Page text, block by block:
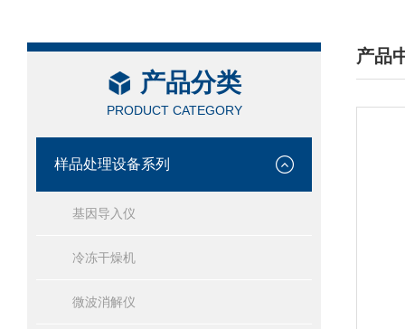
产品分类
PRODUCT CATEGORY
样品处理设备系列
基因导入仪
冷冻干燥机
微波消解仪
产品
/